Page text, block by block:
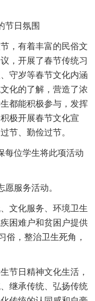
节日氛围
，有着丰富的民俗文
，开展了春节传统习
守岁等春节文化内涵
化的了解，营造了浓
都能积极参与，发挥
极开展春节文化宣
节、勤俭过节。
每位学生将此项活动
服务活动。
文化服务、环境卫生
困难户和贫困户提供
俗，整治卫生死角，
节日精神文化生活，
继承传统、弘扬传统